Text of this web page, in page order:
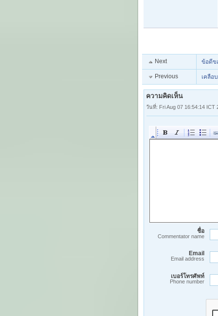
Next ข้อดีข
Previous เคลือ
ความคิดเห็น
วันที่: Fri Aug 07 16:54:14 ICT
ชื่อ
Commentator name
Email
Email address
เบอร์โทรศัพท์
Phone number